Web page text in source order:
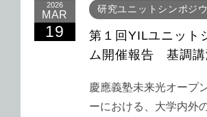
2026
MAR
19
第１回YILユニット
ム開催報告 基調講
研究ユニットシンポジ
慶應義塾未来光オープ
ーにおける、大学内外